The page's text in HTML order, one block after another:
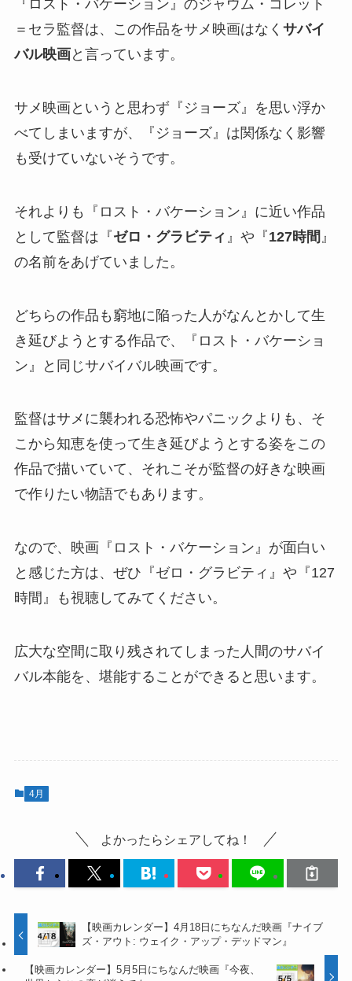
『ロスト・バケーション』のジャウム・コレット
＝セラ監督は、この作品をサメ映画はなく サバイ
バル映画と言っています。
サメ映画というと思わず『ジョーズ』を思い浮か
べてしまいますが、『ジョーズ』は関係なく影響
も受けていないそうです。
それよりも『ロスト・バケーション』に近い作品
として監督は『ゼロ・グラビティ 』や『127時間 』
の名前をあげていました。
どちらの作品も窮地に陥った人がなんとかして生
き延びようとする作品で、『ロスト・バケーショ
ン』と同じサバイバル映画です。
監督はサメに襲われる恐怖やパニックよりも、そ
こから知恵を使って生き延びようとする姿をこの
作品で描いていて、それこそが監督の好きな映画
で作りたい物語でもあります。
なので、映画『ロスト・バケーション』が面白い
と感じた方は、ぜひ『ゼロ・グラビティ』や『127
時間』も視聴してみてください。
広大な空間に取り残されてしまった人間のサバイ
バル本能を、堪能することができると思います。
4月
よかったらシェアしてね！
【映画カレンダー】4月18日にちなんだ映画『ナイブ
ズ・アウト: ウェイク・アップ・デッドマン』
【映画カレンダー】5月5日にちなんだ映画『今夜、